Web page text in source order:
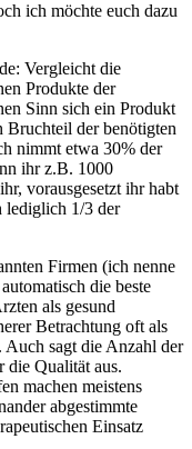
ich möchte euch dazu
Vergleicht die
Produkte der
Sinn sich ein Produkt
Bruchteil der benötigten
nimmt etwa 30% der
ihr z.B. 1000
vorausgesetzt ihr habt
lediglich 1/3 der
Firmen (ich nenne
die beste
als gesund
Betrachtung oft als
sagt die Anzahl der
die Qualität aus.
machen meistens
abgestimmte
Einsatz